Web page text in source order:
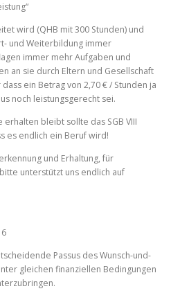
wird (QHB mit 300 Stunden) und
und Weiterbildung immer
immer mehr Aufgaben und
an sie durch Eltern und Gesellschaft
ein Betrag von 2,70 € / Stunden ja
noch leistungsgerecht sei.
bleibt sollte das SGB VIII
es endlich ein Beruf wird!
und Erhaltung, für
unterstützt uns endlich auf
Passus des Wunsch-und-
gleichen finanziellen Bedingungen